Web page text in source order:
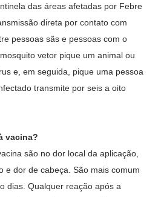
das áreas afetadas por Febre
direta por contato com
pessoas sãs e pessoas com o
vetor pique um animal ou
e, em seguida, pique uma pessoa
transmite por seis a oito
vacina?
são no dor local da aplicação,
e dor de cabeça. São mais comum
dias. Qualquer reação após a